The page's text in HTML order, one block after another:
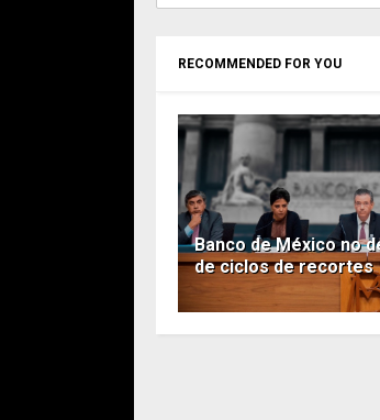
RECOMMENDED FOR YOU
Banco de México no
de ciclos de recortes